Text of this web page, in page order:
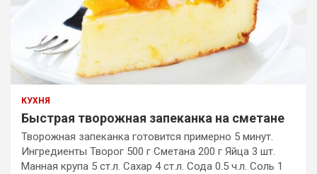
КУХНЯ
Быстрая творожная запеканка на сметане
Творожная запеканка готовится примерно 5 минут.
Ингредиенты Творог 500 г Сметана 200 г Яйца 3 шт.
Манная крупа 5 ст.л. Сахар 4 ст.л. Сода 0.5 ч.л. Соль 1